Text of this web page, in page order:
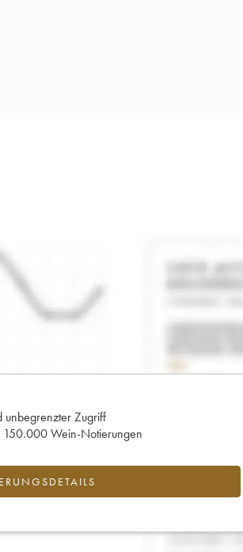
unbegrenzter Zugriff
150.000 Wein-Notierungen